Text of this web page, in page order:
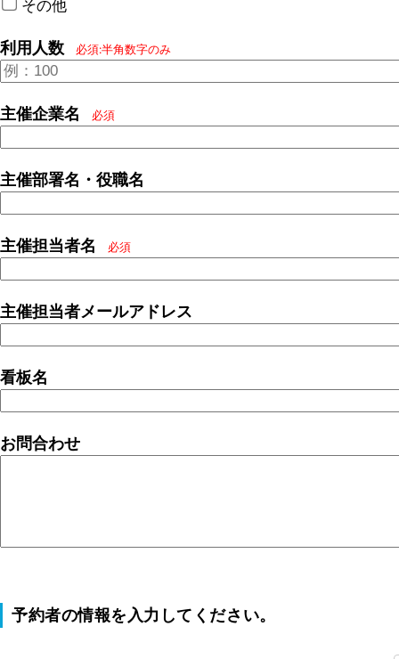
その他
利用人数 必須:半角数字のみ
主催企業名 必須
主催部署名・役職名
主催担当者名 必須
主催担当者メールアドレス
看板名
お問合わせ
予約者の情報を入力してください。